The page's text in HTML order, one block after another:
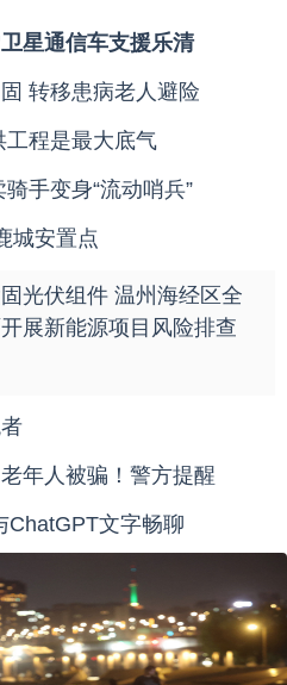
星通信车支援乐清
转移患病老人避险
工程是最大底气
骑手变身“流动哨兵”
城安置点
光伏组件 温州海经区全
展新能源项目风险排查
年人被骗！警方提醒
ChatGPT文字畅聊